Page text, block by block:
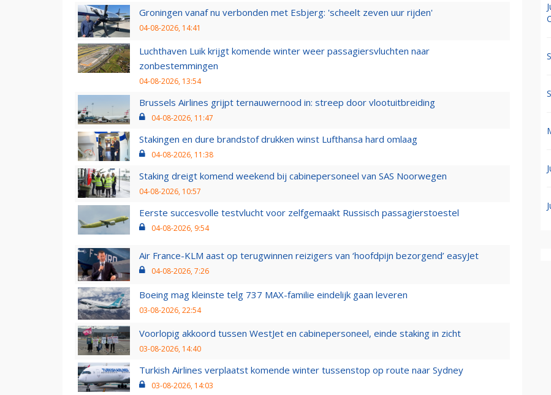
Groningen vanaf nu verbonden met Esbjerg: 'scheelt zeven uur rijden'
04-08-2026, 14:41
Luchthaven Luik krijgt komende winter weer passagiersvluchten naar
zonbestemmingen
04-08-2026, 13:54
Brussels Airlines grijpt ternauwernood in: streep door vlootuitbreiding
04-08-2026, 11:47
Stakingen en dure brandstof drukken winst Lufthansa hard omlaag
04-08-2026, 11:38
Staking dreigt komend weekend bij cabinepersoneel van SAS Noorwegen
04-08-2026, 10:57
Eerste succesvolle testvlucht voor zelfgemaakt Russisch passagierstoestel
04-08-2026, 9:54
Air France-KLM aast op terugwinnen reizigers van ‘hoofdpijn bezorgend’ easyJet
04-08-2026, 7:26
Boeing mag kleinste telg 737 MAX-familie eindelijk gaan leveren
03-08-2026, 22:54
Voorlopig akkoord tussen WestJet en cabinepersoneel, einde staking in zicht
03-08-2026, 14:40
Turkish Airlines verplaatst komende winter tussenstop op route naar Sydney
03-08-2026, 14:03